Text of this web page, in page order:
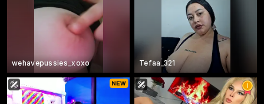
wehavepussies_xoxo Tefaa_321